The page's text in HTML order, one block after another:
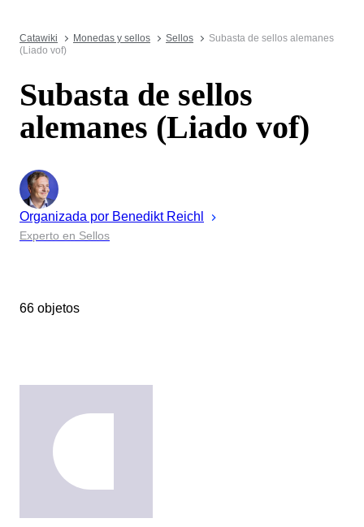
Catawiki Monedas y sellos Sellos
Subasta de sellos alemanes
(Liado vof)
Subasta de sellos
alemanes (Liado vof)
Organizada por Benedikt Reichl
Experto en Sellos
66 objetos